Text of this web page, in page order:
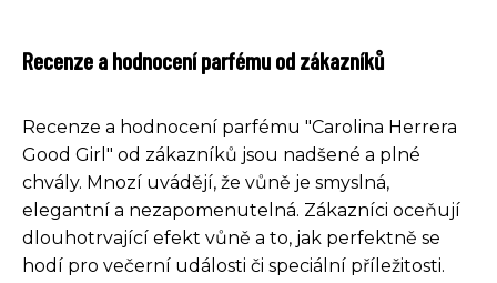
Recenze a hodnocení parfému od zákazníků
Recenze a hodnocení parfému "Carolina Herrera
Good Girl" od zákazníků jsou nadšené a plné
chvály. Mnozí uvádějí, že vůně je smyslná,
elegantní a nezapomenutelná. Zákazníci oceňují
dlouhotrvající efekt vůně a to, jak perfektně se
hodí pro večerní události či speciální příležitosti.